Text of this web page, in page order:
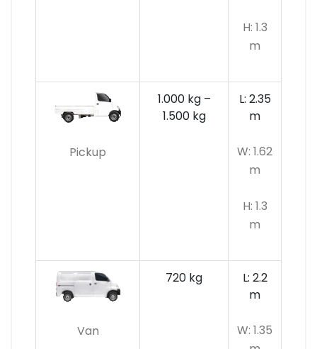
H: 1.3
m
Pickup
1.000 kg –
1.500 kg
L: 2.35
m
W: 1.62
m
H: 1.3
m
Van
720 kg
L: 2.2
m
W: 1.35